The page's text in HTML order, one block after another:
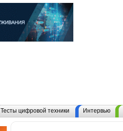
Тесты цифровой техники Интервью